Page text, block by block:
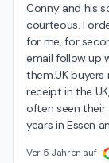
Conny and his
courteous. I
for me, for
email follow up
them.UK
receipt in the
often seen their
years in Essen
Vor 5 Jahren auf